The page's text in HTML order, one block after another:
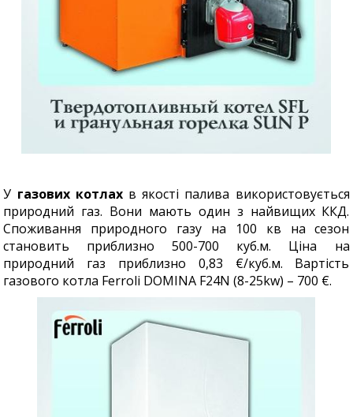
У газових котлахв якості палива використовується
природний газ. Вони мають один з найвищих ККД.
Споживання природного газу на 100 кв на сезон
становить приблизно 500-700 куб.м. Ціна на
природний газ приблизно 0,83 €/куб.м. Вартість
газового котла Ferroli DOMINA F24N (8-25kw) – 700 €.